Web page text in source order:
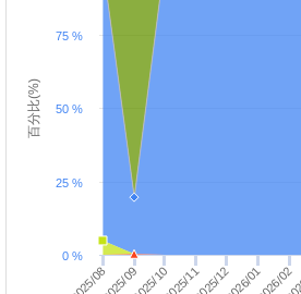
百分比(%)
2025/082025/092025/102025/112025/122026/012026/02
0 %
25 %
50 %
75 %